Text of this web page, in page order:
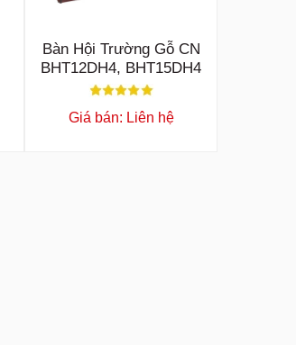
Bàn Hội Trường Gỗ CN
BHT12DH4, BHT15DH4
Giá bán: Liên hệ